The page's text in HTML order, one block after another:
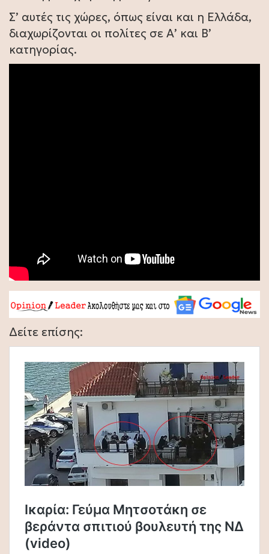
Σ’ αυτές τις χώρες, όπως είναι και η Ελλάδα,
διαχωρίζονται οι πολίτες σε Α’ και Β’
κατηγορίας.
Δείτε επίσης: